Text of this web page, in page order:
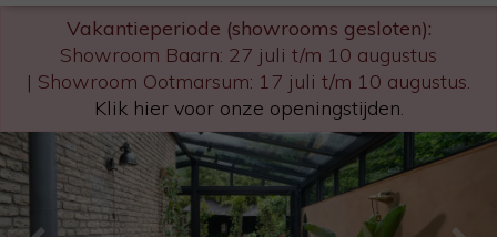
Vakantieperiode (showrooms gesloten):
Showroom Baarn: 27 juli t/m 10 augustus
| Showroom Ootmarsum: 17 juli t/m 10 augustus.
Klik hier voor onze openingstijden.